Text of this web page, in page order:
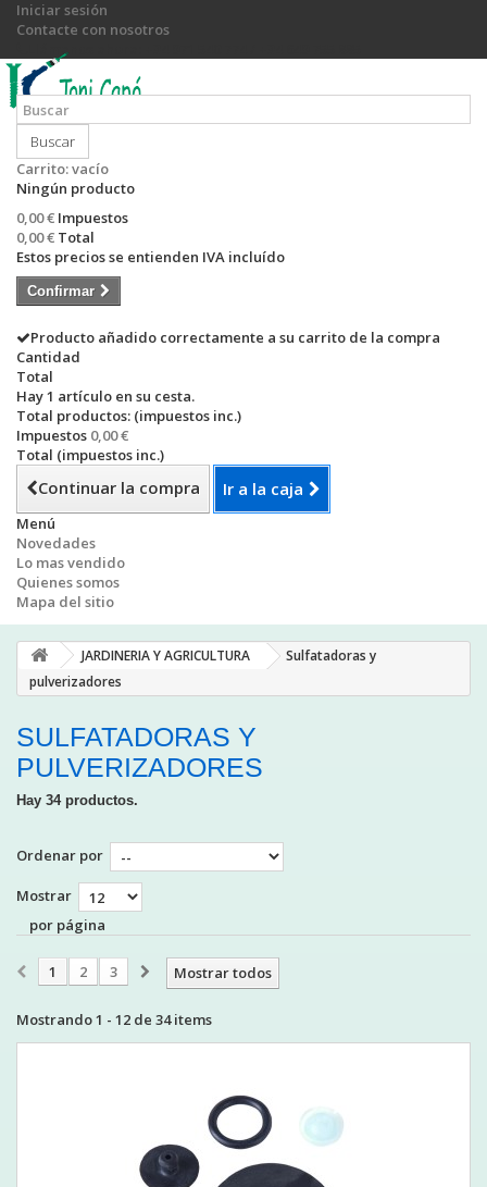
Iniciar sesión
Contacte con nosotros
Llámanos ahora:
Buscar
Carrito:vacío
Ningún producto
0,00 € Impuestos
0,00 € Total
Estos precios se entienden IVA incluído
Confirmar
Producto añadido correctamente a su carrito de la compra
Cantidad
Total
Hay 1 artículo en su cesta.
Total productos: (impuestos inc.)
Impuestos 0,00 €
Total (impuestos inc.)
Continuar la compra Ir a la caja
Menú
Novedades
Lo mas vendido
Quienes somos
Mapa del sitio
JARDINERIA Y AGRICULTURA
Sulfatadoras y
pulverizadores
SULFATADORAS Y
PULVERIZADORES
Hay 34 productos.
Ordenar por
Mostrar
por página
Mostrar todos
1 2 3
Mostrando 1 - 12 de 34 items